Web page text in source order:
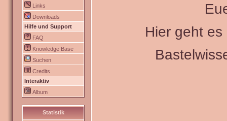
Links
Downloads
Hilfe und Support
FAQ
Knowledge Base
Suchen
Credits
Interaktiv
Album
Statistik
Hier geht